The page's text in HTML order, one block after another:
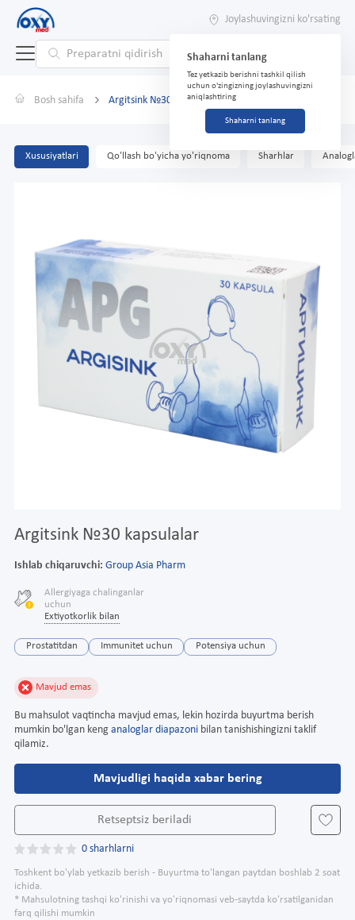
Joylashuvingizni ko'rsating
Shaharni tanlang
Tez yetkazib berishni tashkil qilish
uchun o'zingizning joylashuvingizni
aniqlashtiring
Shaharni tanlang
Bosh sahifa Argitsink №30 kapsulalar
Xususiyatlari Qo'llash bo'yicha yo'riqnoma Sharhlar
Argitsink №30 kapsulalar
Ishlab chiqaruvchi: Group Asia Pharm
Allergiyaga chalinganlar
uchun
Extiyotkorlik bilan
Prostatitdan Immunitet uchun Potensiya uchun
Mavjud emas
Bu mahsulot vaqtincha mavjud emas, lekin hozirda buyurtma berish
mumkin bo'lgan keng analoglar diapazoni bilan tanishishingizni taklif
qilamiz.
Mavjudligi haqida xabar bering
Retseptsiz beriladi
0 sharhlarni
Toshkent bo'ylab yetkazib berish - Buyurtma to'langan paytdan boshlab 2 soat
ichida.
* Mahsulotning tashqi ko'rinishi va yo'riqnomasi veb-saytda ko'rsatilganidan
farq qilishi mumkin